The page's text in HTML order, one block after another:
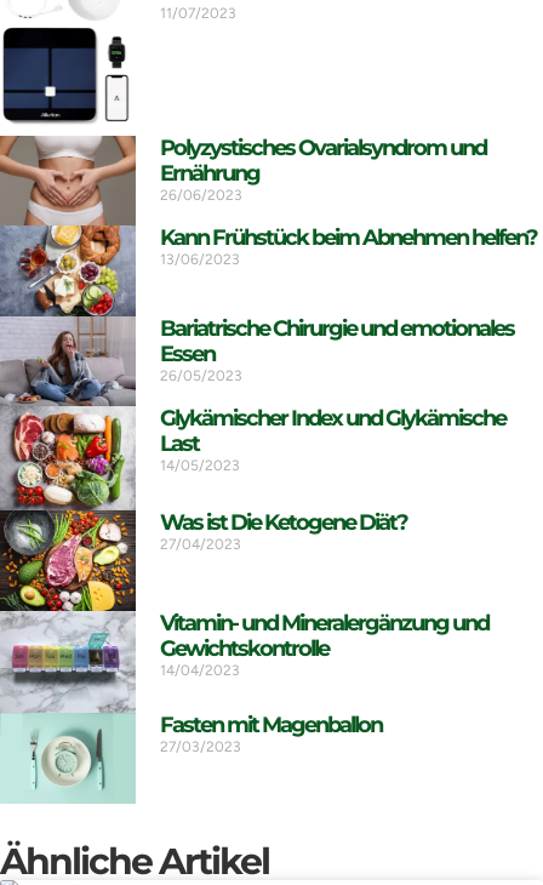
11/07/2023
Polyzystisches Ovarialsyndrom und
Ernährung
26/06/2023
Kann Frühstück beim Abnehmen helfen?
13/06/2023
Bariatrische Chirurgie und emotionales
Essen
26/05/2023
Glykämischer Index und Glykämische
Last
14/05/2023
Was ist Die Ketogene Diät?
27/04/2023
Vitamin- und Mineralergänzung und
Gewichtskontrolle
14/04/2023
Fasten mit Magenballon
27/03/2023
Ähnliche Artikel